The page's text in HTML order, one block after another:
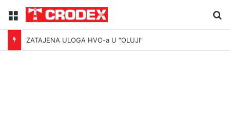
Menu
ZATAJENA ULOGA HVO-a U “OLUJI”